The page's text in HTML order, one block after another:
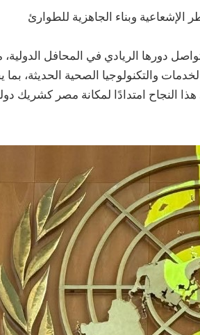
الإشعاعية وبناء الجاهزية للطوارئ
دورها الريادي في المحافل
والتكنولوجيا الصحية الحديثة،
هذا النجاح امتدادًا لمكانة مصر كشريك